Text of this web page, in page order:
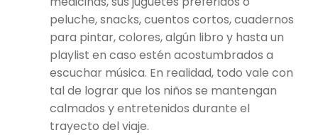
peluche, snacks, cuentos cortos, cuadernos
para pintar, colores, algún libro y hasta un
playlist en caso estén acostumbrados a
escuchar música. En realidad, todo vale con
tal de lograr que los niños se mantengan
calmados y entretenidos durante el
trayecto del viaje.